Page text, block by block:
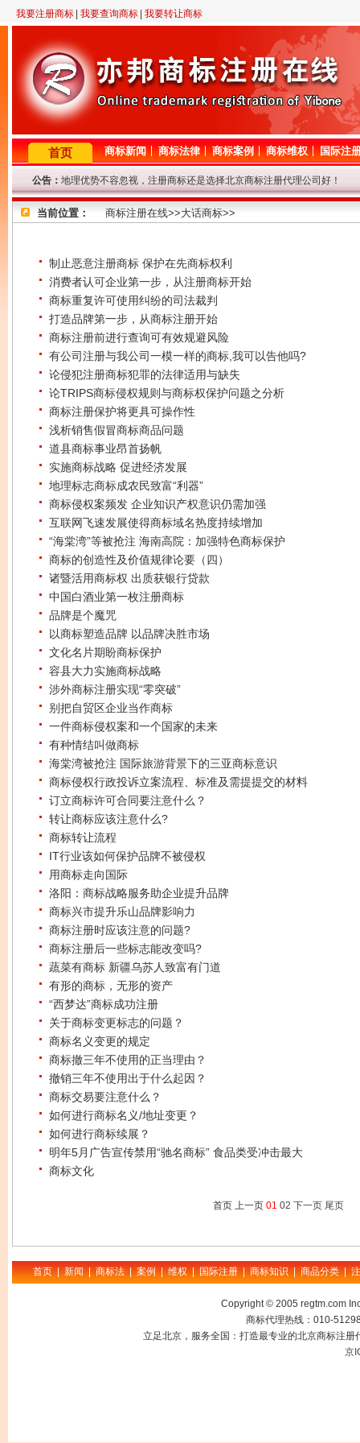
我要注册商标 我要查询商标 我要转让商标
首页 商标新闻 商标法律 商标案例 商标维权 国际注
公告： 2月23日晚11点至12点，机房线路调整，短暂影响对商标网的访问，
因查询咨询量大，提交查询商标信息后请耐心等待，我们争取尽快查
专业商标代理网！商标查询或商标代理问题请登记，我们将尽快给与
地理优势不容忽视，注册商标还是选择北京商标注册代理公司好！
当前位置： 商标注册在线>>大话商标>>
制止恶意注册商标 保护在先商标权利
消费者认可企业第一步，从注册商标开始
商标重复许可使用纠纷的司法裁判
打造品牌第一步，从商标注册开始
商标注册前进行查询可有效规避风险
有公司注册与我公司一模一样的商标,我可以告他吗?
论侵犯注册商标犯罪的法律适用与缺失
论TRIPS商标侵权规则与商标权保护问题之分析
商标注册保护将更具可操作性
浅析销售假冒商标商品问题
道县商标事业昂首扬帆
实施商标战略 促进经济发展
地理标志商标成农民致富“利器”
商标侵权案频发 企业知识产权意识仍需加强
互联网飞速发展使得商标域名热度持续增加
“海棠湾”等被抢注 海南高院：加强特色商标保护
商标的创造性及价值规律论要（四）
诸暨活用商标权 出质获银行贷款
中国白酒业第一枚注册商标
品牌是个魔咒
以商标塑造品牌 以品牌决胜市场
文化名片期盼商标保护
容县大力实施商标战略
涉外商标注册实现“零突破”
别把自贸区企业当作商标
一件商标侵权案和一个国家的未来
有种情结叫做商标
海棠湾被抢注 国际旅游背景下的三亚商标意识
商标侵权行政投诉立案流程、标准及需提提交的材料
订立商标许可合同要注意什么？
转让商标应该注意什么?
商标转让流程
IT行业该如何保护品牌不被侵权
用商标走向国际
洛阳：商标战略服务助企业提升品牌
商标兴市提升乐山品牌影响力
商标注册时应该注意的问题?
商标注册后一些标志能改变吗?
蔬菜有商标 新疆乌苏人致富有门道
有形的商标，无形的资产
“西梦达”商标成功注册
关于商标变更标志的问题？
商标名义变更的规定
商标撤三年不使用的正当理由？
撤销三年不使用出于什么起因？
商标交易要注意什么？
如何进行商标名义/地址变更？
如何进行商标续展？
明年5月广告宣传禁用“驰名商标” 食品类受冲击最大
商标文化
首页 上一页 01 02 下一页 尾页
首页 | 新闻 | 商标法 | 案例 | 维权 | 国际注册 | 商标知识 | 商品分类 |
Copyright © 2005 regtm.com
商标代理热线：010-
立足北京，服务全国：打造最专业的北京商标注
京